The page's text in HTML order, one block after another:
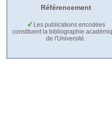
Référencement
Les publications encodées
constituent la bibliographie
de l'Université.